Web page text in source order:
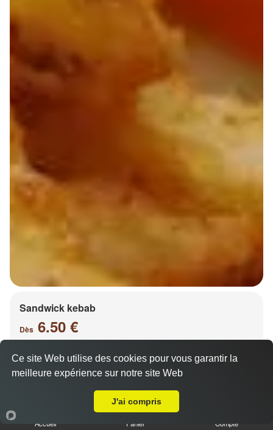
Sandwick kebab
Dès 6.50 €
Salade, tomates, oignons, chou, carottes
Accueil Panier Compte
Ce site Web utilise des cookies pour vous garantir la
meilleure expérience sur notre site Web
J'ai compris